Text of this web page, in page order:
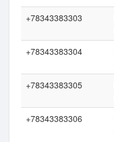
+78343383303
+78343383304
+78343383305
+78343383306